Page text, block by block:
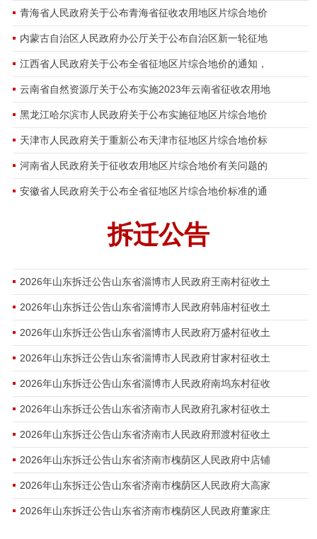
青海省人民政府关于公布青海省征收农用地区片综合地价
内蒙古自治区人民政府办公厅关于公布自治区新一轮征地
江西省人民政府关于公布全省征地区片综合地价的通知，
云南省自然资源厅关于公布实施2023年云南省征收农用地
黑龙江哈尔滨市人民政府关于公布实施征地区片综合地价
天津市人民政府关于重新公布天津市征地区片综合地价标
河南省人民政府关于征收农用地区片综合地价有关问题的
安徽省人民政府关于公布全省征地区片综合地价标准的通
拆迁公告
2026年山东拆迁公告山东省淄博市人民政府王南村征收土
2026年山东拆迁公告山东省淄博市人民政府韩庙村征收土
2026年山东拆迁公告山东省淄博市人民政府万盛村征收土
2026年山东拆迁公告山东省淄博市人民政府甘家村征收土
2026年山东拆迁公告山东省淄博市人民政府南坞东村征收
2026年山东拆迁公告山东省济南市人民政府孔家村征收土
2026年山东拆迁公告山东省济南市人民政府邢渡村征收土
2026年山东拆迁公告山东省济南市槐荫区人民政府中店铺
2026年山东拆迁公告山东省济南市槐荫区人民政府大高家
2026年山东拆迁公告山东省济南市槐荫区人民政府董家庄